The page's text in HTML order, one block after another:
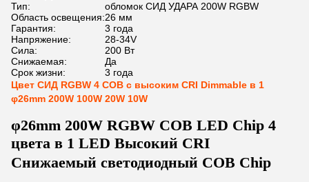
Тип:
обломок СИД УДАРА 200W RGBW
Область освещения:26 мм
Гарантия:
3 года
Напряжение:
28-34V
Сила:
200 Вт
Снижаемая:
Да
Срок жизни:
3 года
Цвет СИД RGBW 4 COB с высоким CRI Dimmable в 1
φ26mm 200W 100W 20W 10W
φ26mm 200W RGBW COB LED Chip 4
цвета в 1 LED Высокий CRI
Снижаемый светодиодный COB Chip